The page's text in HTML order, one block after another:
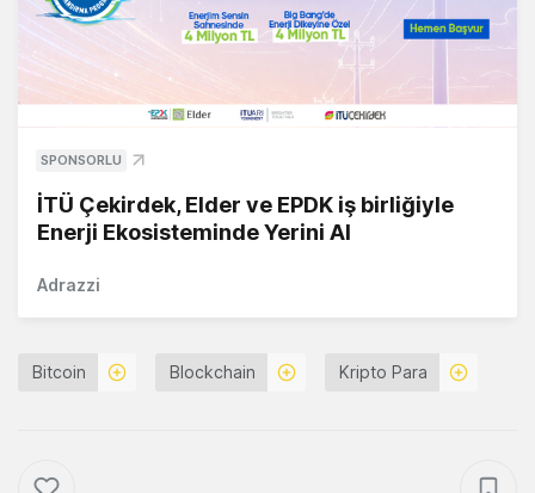
SPONSORLU
İTÜ Çekirdek, Elder ve EPDK iş birliğiyle
Enerji Ekosisteminde Yerini Al
Adrazzi
Bitcoin Blockchain Kripto Para